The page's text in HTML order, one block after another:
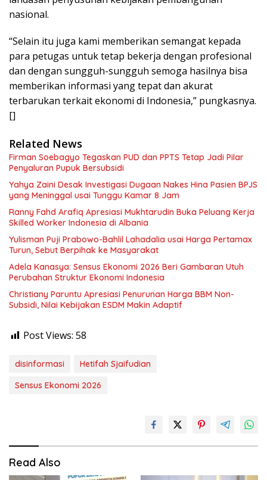
nasional.
“Selain itu juga kami memberikan semangat kepada
para petugas untuk tetap bekerja dengan profesional
dan dengan sungguh-sungguh semoga hasilnya bisa
memberikan informasi yang tepat dan akurat
terbarukan terkait ekonomi di Indonesia,” pungkasnya.
[]
Related News
Firman Soebagyo Tegaskan PUD dan PPTS Tetap Jadi Pilar
Penyaluran Pupuk Bersubsidi
Yahya Zaini Desak Investigasi Dugaan Nakes Hina Pasien BPJS
yang Meninggal usai Tunggu Kamar 8 Jam
Ranny Fahd Arafiq Apresiasi Mukhtarudin Buka Peluang Kerja
Skilled Worker Indonesia di Albania
Yulisman Puji Prabowo-Bahlil Lahadalia usai Harga Pertamax
Turun, Sebut Berpihak ke Masyarakat
Adela Kanasya: Sensus Ekonomi 2026 Beri Gambaran Utuh
Perubahan Struktur Ekonomi Indonesia
Christiany Paruntu Apresiasi Penurunan Harga BBM Non-
Subsidi, Nilai Kebijakan ESDM Makin Adaptif
Post Views: 58
disinformasi
Hetifah Sjaifudian
Sensus Ekonomi 2026
Read Also